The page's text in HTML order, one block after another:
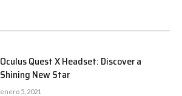
Oculus Quest X Headset: Discover a
Shining New Star
enero 5, 2021